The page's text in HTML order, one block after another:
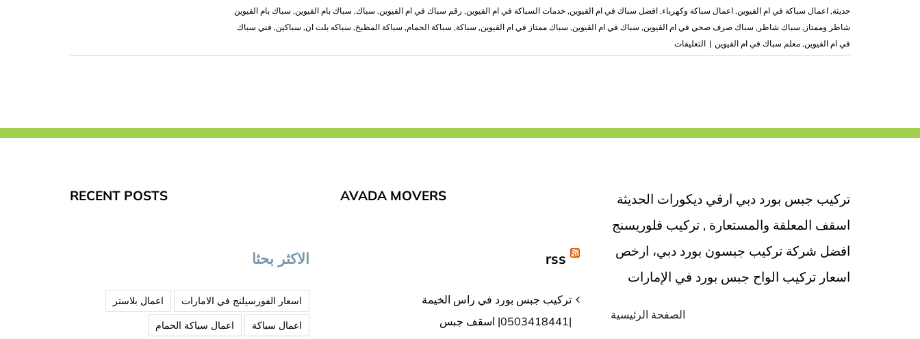
حديثة, اعمال سباكة في ام القيوين, اعمال سباكة وكهرباء, افضل سباك في ام القيوين, خدمات السباكة في ام القيوين, رقم سباك في ام القيوين, سباك, سباك بام القيوين, سباك بام القيوين
شاطر وممتاز , سباك شاطر , سباك صرف صحي في ام القيوين, سباك في ام القيوين, سباك ممتاز في ام القيوين, سباكة, سباكة الحمام, سباكة المطبخ, سباكه بلت ان, سباكين, فني سباك
في ام القيوين, معلم سباك في ام القيوين | التعليقاتعلى
سباك
مغلقة
تركيب جبس بورد دبي ارقي ديكورات الحديثة
اسقف المعلقة والمستعارة , تركيب فلوريسنج
افضل شركة تركيب جبسون بورد دبي، ارخص
اسعار تركيب الواح جبس بورد في الإمارات
الصفحة الرئيسية
AVADA MOVERS
rss
تركيب جبس بورد في راس الخيمة
|0503418441| اسقف جبس
RECENT POSTS
الاكثر بحثا
اسعار الفورسيلنج في الامارات
اعمال بلاستر
اعمال سباكة
اعمال سباكة الحمام